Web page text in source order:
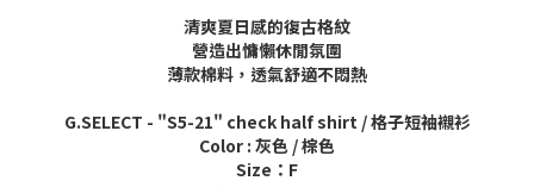
清爽夏日感的復古格紋
營造出慵懶休閒氛圍
薄款棉料，透氣舒適不悶熱
G.SELECT - "S5-21" check half shirt / 格子短袖襯衫
Color : 灰色 / 棕色
Size：F